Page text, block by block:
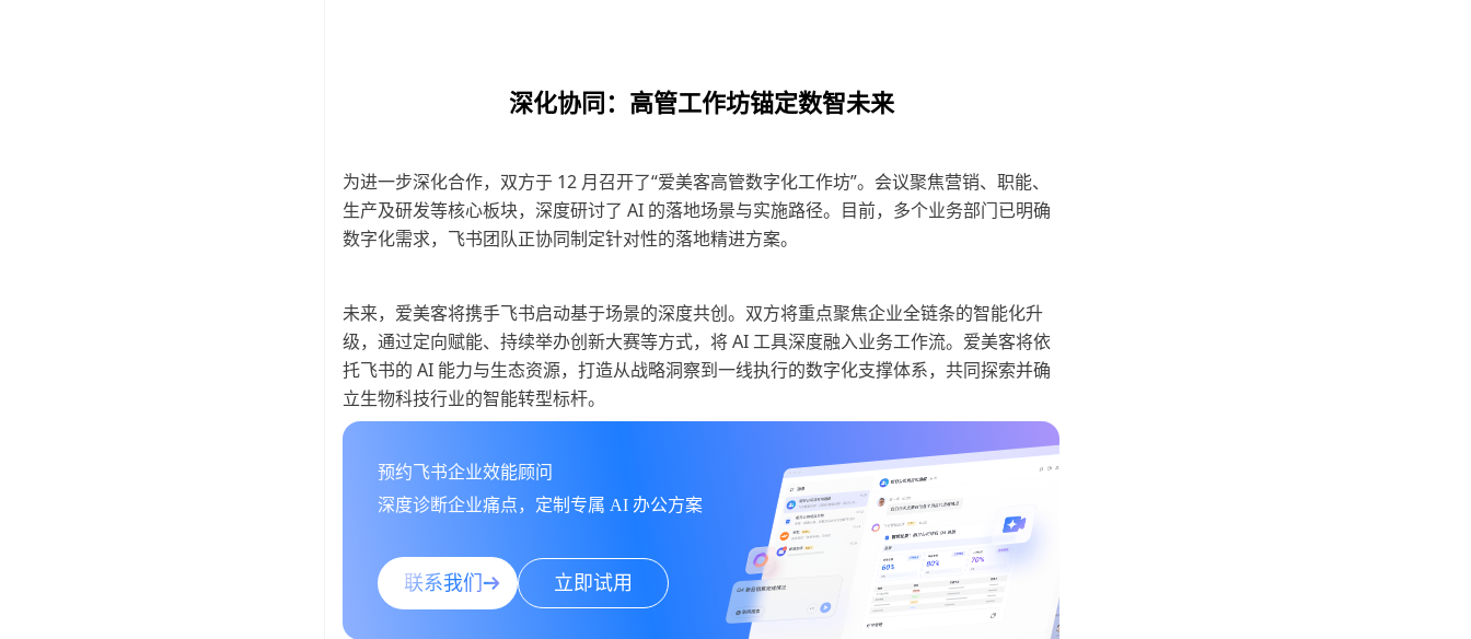
深化协同：高管工作坊锚定数智未来
为进一步深化合作，双方于 12 月召开了“爱美客高管数字化工作坊”。会议聚焦营销、职能、
生产及研发等核心板块，深度研讨了 AI 的落地场景与实施路径。目前，多个业务部门已明确
数字化需求，飞书团队正协同制定针对性的落地精进方案。
未来，爱美客将携手飞书启动基于场景的深度共创。双方将重点聚焦企业全链条的智能化升
级，通过定向赋能、持续举办创新大赛等方式，将 AI 工具深度融入业务工作流。爱美客将依
托飞书的 AI 能力与生态资源，打造从战略洞察到一线执行的数字化支撑体系，共同探索并确
立生物科技行业的智能转型标杆。
预约飞书企业效能顾问
深度诊断企业痛点，定制专属 AI 办公方案
联系我们 立即试用